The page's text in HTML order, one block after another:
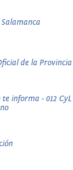
de la Provincia
te informa - 012